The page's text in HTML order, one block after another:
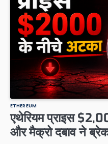
ETHEREUM
एथेरियम प्राइस
और मैक्रो दबाव ने